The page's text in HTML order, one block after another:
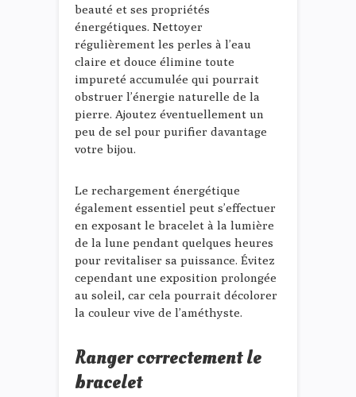
beauté et ses propriétés
énergétiques. Nettoyer
régulièrement les perles à l’eau
claire et douce élimine toute
impureté accumulée qui pourrait
obstruer l’énergie naturelle de la
pierre. Ajoutez éventuellement un
peu de sel pour purifier davantage
votre bijou.
Le rechargement énergétique
également essentiel peut s’effectuer
en exposant le bracelet à la lumière
de la lune pendant quelques heures
pour revitaliser sa puissance. Évitez
cependant une exposition prolongée
au soleil, car cela pourrait décolorer
la couleur vive de l’améthyste.
Ranger correctement le
bracelet